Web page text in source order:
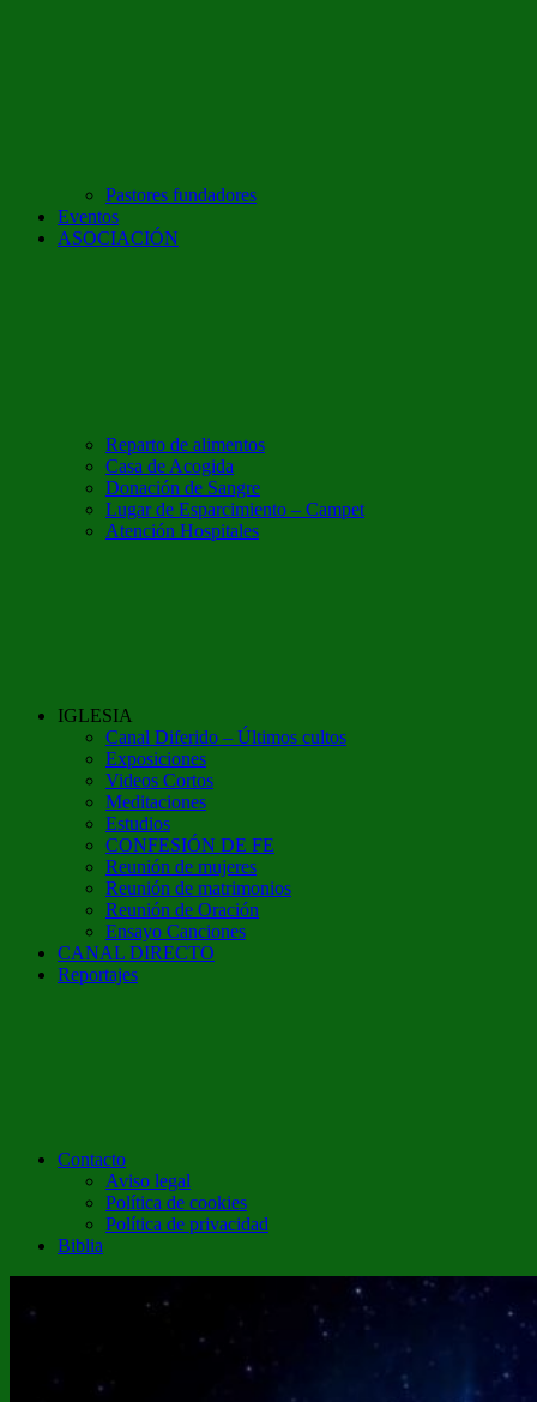
Pastores fundadores
Eventos
ASOCIACIÓN
Reparto de alimentos
Casa de Acogida
Donación de Sangre
Lugar de Esparcimiento – Campet
Atención Hospitales
IGLESIA
Canal Diferido – Últimos cultos
Exposiciones
Videos Cortos
Meditaciones
Estudios
CONFESIÓN DE FE
Reunión de mujeres
Reunión de matrimonios
Reunión de Oración
Ensayo Canciones
CANAL DIRECTO
Reportajes
Contacto
Aviso legal
Política de cookies
Política de privacidad
Biblia